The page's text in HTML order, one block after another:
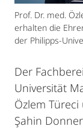
Prof. Dr. med.
erhalten die
der Philipps-
Der
Universität
Özlem
Şahin